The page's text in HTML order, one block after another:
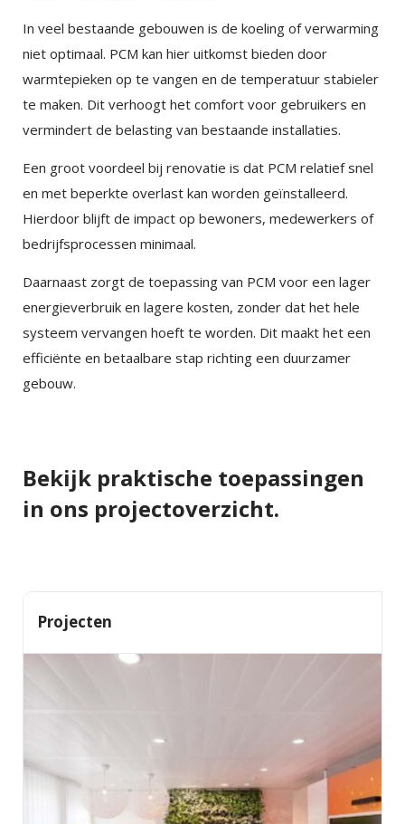
In veel bestaande gebouwen is de koeling of verwarming
niet optimaal. PCM kan hier uitkomst bieden door
warmtepieken op te vangen en de temperatuur stabieler
te maken. Dit verhoogt het comfort voor gebruikers en
vermindert de belasting van bestaande installaties.
Een groot voordeel bij renovatie is dat PCM relatief snel
en met beperkte overlast kan worden geïnstalleerd.
Hierdoor blijft de impact op bewoners, medewerkers of
bedrijfsprocessen minimaal.
Daarnaast zorgt de toepassing van PCM voor een lager
energieverbruik en lagere kosten, zonder dat het hele
systeem vervangen hoeft te worden. Dit maakt het een
efficiënte en betaalbare stap richting een duurzamer
gebouw.
Bekijk praktische toepassingen
in ons projectoverzicht.
Projecten
LinkedIn
Faucibus vitae aliquet nec ullamcorper sit amet
risus nullam. Orci sagittis eu volutpat odio facilisis
mauris sit. Nisl nisi scelerisque eu ultrices vitae
auctor eu. Interdum posuere lorem ipsum dolor sit
amet consectetur adipiscing.